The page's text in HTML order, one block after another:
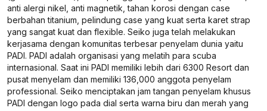
anti alergi nikel, anti magnetik, tahan korosi dengan case
berbahan titanium, pelindung case yang kuat serta karet strap
yang sangat kuat dan flexible. Seiko juga telah melakukan
kerjasama dengan komunitas terbesar penyelam dunia yaitu
PADI. PADI adalah organisasi yang melatih para scuba
internasional. Saat ini PADI memiliki lebih dari 6300 Resort dan
pusat menyelam dan memiliki 136,000 anggota penyelam
professional. Seiko menciptakan jam tangan penyelam khusus
PADI dengan logo pada dial serta warna biru dan merah yang